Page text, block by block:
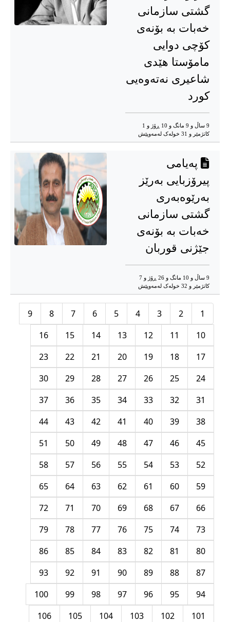
گشتی سازمانی
خەبات بە بۆنەی
کۆچی دوایی
مامۆستا هێدی
شاعیری نەتەوەیی
کورد
9 ساڵ و 9 مانگ و 10 ڕۆژ و 1
کاتژمێر و 31 خوله‌ک له‌مه‌وپێش‌
پەیامی
پیرۆزبایی بەرێز
بەرێوەبەری
گشتی سازمانی
خەبات بە بۆنەی
جێژنی قوربان
9 ساڵ و 10 مانگ و 26 ڕۆژ و 7
کاتژمێر و 32 خوله‌ک له‌مه‌وپێش‌
1
2
3
4
5
6
7
8
9
10
11
12
13
14
15
16
17
18
19
20
21
22
23
24
25
26
27
28
29
30
31
32
33
34
35
36
37
38
39
40
41
42
43
44
45
46
47
48
49
50
51
52
53
54
55
56
57
58
59
60
61
62
63
64
65
66
67
68
69
70
71
72
73
74
75
76
77
78
79
80
81
82
83
84
85
86
87
88
89
90
91
92
93
94
95
96
97
98
99
100
101
102
103
104
105
106